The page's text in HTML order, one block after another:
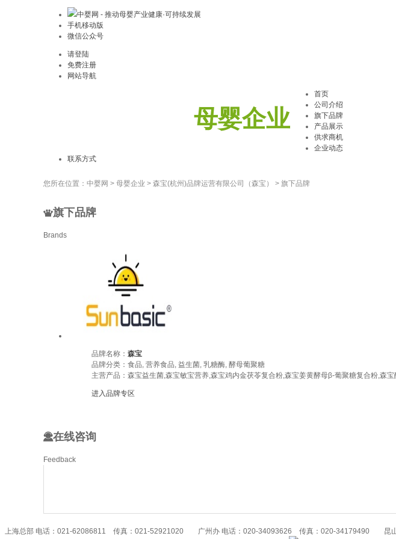
中婴网 - 推动母婴产业健康·可持续发展
手机移动版
微信公众号
请登陆
免费注册
网站导航
母婴企业
首页
公司介绍
旗下品牌
产品展示
供求商机
企业动态
联系方式
您所在位置： 中婴网 > 母婴企业 > 森宝(杭州)品牌运营有限公司（森宝） > 旗下品牌
旗下品牌
Brands
品牌名称： 森宝
品牌分类：食品, 营养食品, 益生菌, 乳糖酶, 酵母葡聚糖
主营产品：森宝益生菌,森宝敏宝营养,森宝鸡内金茯苓复合粉,森宝姜黄酵母β-葡聚糖复合粉,森
进入品牌专区
在线咨询
Feedback
上海总部 电话：021-62086811 传真：021-52921020 广州办 电话：020-34093626 传真：020-34179490 昆山